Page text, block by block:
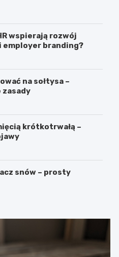
wspierają rozwój
employer branding?
na sołtysa –
zasady
krótkotrwałą –
snów – prosty